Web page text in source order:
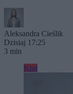
Aleksandra Cieślik
Dzisiaj 17:25
3 min
Kraj